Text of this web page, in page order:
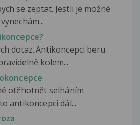
se zeptat. Jestli je možné
dotaz..Antikoncepci beru
kolem...
otěhotnět selháním
antikoncepci dál...